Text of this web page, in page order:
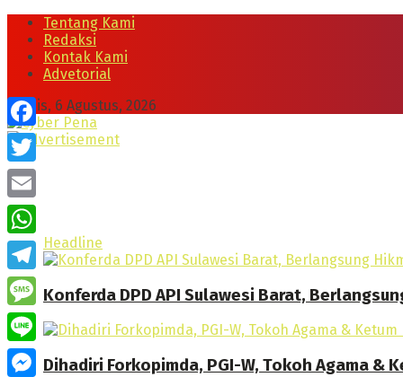
Tentang Kami
Redaksi
Kontak Kami
Advetorial
Kamis, 6 Agustus, 2026
Headline
Konferda DPD API Sulawesi Barat,
Dihadiri Forkopimda, PGI-W, Tokoh Agama &
Facebook
Twitter
Email
WhatsApp
Telegram
Message
Line